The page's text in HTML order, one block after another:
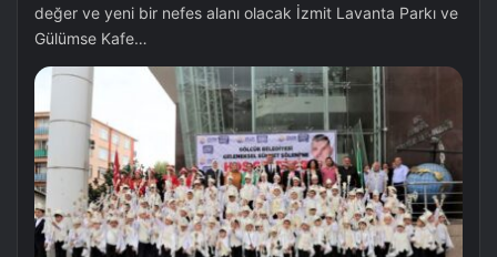
değer ve yeni bir nefes alanı olacak İzmit Lavanta Parkı ve
Gülümse Kafe…